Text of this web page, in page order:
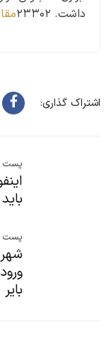
داشت. ۲۳۳۰۲
اشتراک گذاری:
پست
پست
بایر